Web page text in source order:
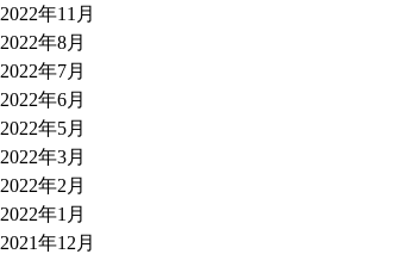
2022年11月
2022年8月
2022年7月
2022年6月
2022年5月
2022年3月
2022年2月
2022年1月
2021年12月